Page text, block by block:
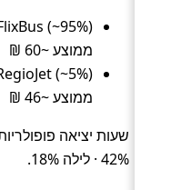
ממוצע ~60 ₪
ממוצע ~46 ₪
42% · לילה 18%.